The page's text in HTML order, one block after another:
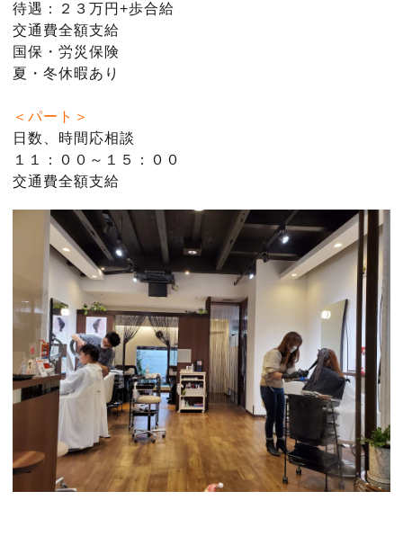
待遇：２３万円+歩合給
交通費全額支給
国保・労災保険
夏・冬休暇あり
＜パート＞
日数、時間応相談
１１：００～１５：００
交通費全額支給